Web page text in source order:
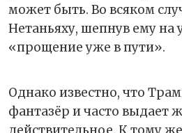
может быть. Во всяком
Нетаньяху, шепнув ему на
«прощение уже в пути».
Однако известно, что
фантазёр и часто выдает